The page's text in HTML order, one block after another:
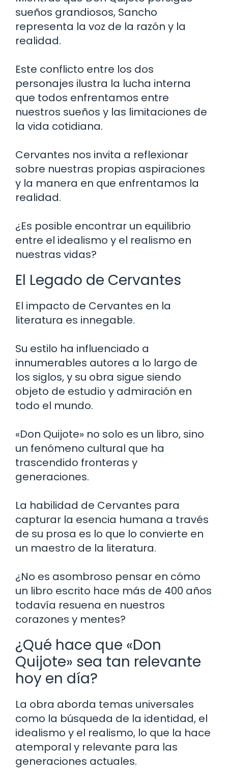
sueños grandiosos, Sancho
representa la voz de la razón y la
realidad.
Este conflicto entre los dos
personajes ilustra la lucha interna
que todos enfrentamos entre
nuestros sueños y las limitaciones de
la vida cotidiana.
Cervantes nos invita a reflexionar
sobre nuestras propias aspiraciones
y la manera en que enfrentamos la
realidad.
¿Es posible encontrar un equilibrio
entre el idealismo y el realismo en
nuestras vidas?
El Legado de Cervantes
El impacto de Cervantes en la
literatura es innegable.
Su estilo ha influenciado a
innumerables autores a lo largo de
los siglos, y su obra sigue siendo
objeto de estudio y admiración en
todo el mundo.
«Don Quijote» no solo es un libro, sino
un fenómeno cultural que ha
trascendido fronteras y
generaciones.
La habilidad de Cervantes para
capturar la esencia humana a través
de su prosa es lo que lo convierte en
un maestro de la literatura.
¿No es asombroso pensar en cómo
un libro escrito hace más de 400 años
todavía resuena en nuestros
corazones y mentes?
¿Qué hace que «Don
Quijote» sea tan relevante
hoy en día?
La obra aborda temas universales
como la búsqueda de la identidad, el
idealismo y el realismo, lo que la hace
atemporal y relevante para las
generaciones actuales.